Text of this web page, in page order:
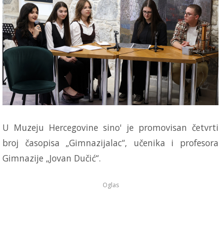
U Muzeju Hercegovine sino' je promovisan četvrti
broj časopisa „Gimnazijalac“, učenika i profesora
Gimnazije „Jovan Dučić“.
Oglas